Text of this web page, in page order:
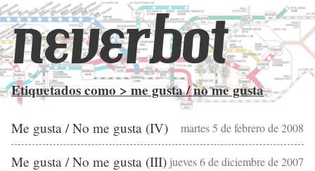
neverbot
Etiquetados como > me gusta / no me gusta
Me gusta / No me gusta (IV) martes 5 de febrero de 2008
Me gusta / No me gusta (III) jueves 6 de diciembre de 2007